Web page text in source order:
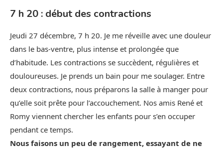
7 h 20 : début des contractions
Jeudi 27 décembre, 7 h 20. Je me réveille avec une douleur
dans le bas-ventre, plus intense et prolongée que
d’habitude. Les contractions se succèdent, régulières et
douloureuses. Je prends un bain pour me soulager. Entre
deux contractions, nous préparons la salle à manger pour
qu’elle soit prête pour l’accouchement. Nos amis René et
Romy viennent chercher les enfants pour s’en occuper
pendant ce temps.
Nous faisons un peu de rangement, essayant de ne